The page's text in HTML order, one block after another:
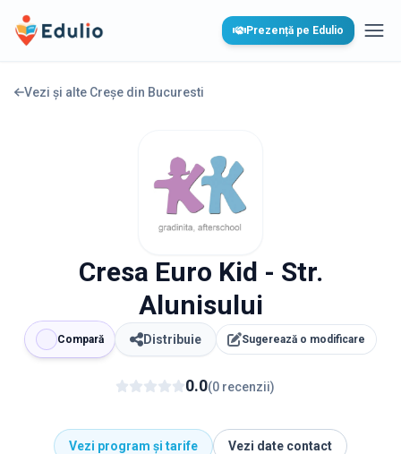
Edulio Prezență pe Edulio
Vezi și alte Creșe din Bucuresti
Cresa Euro Kid - Str.
Alunisului
Compară Distribuie Sugerează o modificare
0.0(0 recenzii)
Vezi program și tarife Vezi date contact